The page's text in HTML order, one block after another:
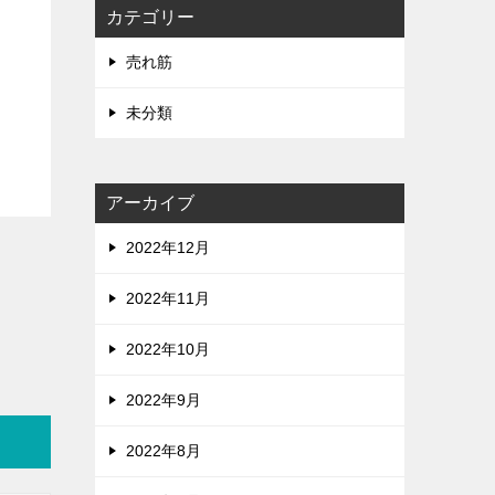
カテゴリー
売れ筋
未分類
アーカイブ
2022年12月
2022年11月
2022年10月
2022年9月
2022年8月